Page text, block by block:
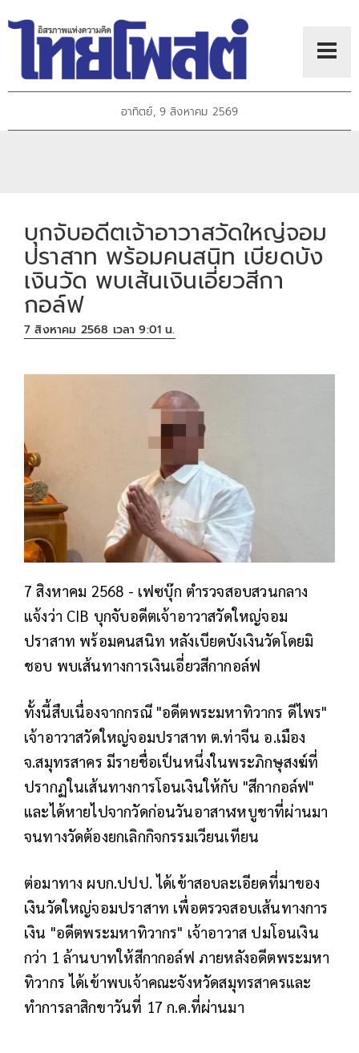
อาทิตย์, 9 สิงหาคม 2569
บุกจับอดีตเจ้าอาวาสวัดใหญ่จอม
ปราสาท พร้อมคนสนิท เบียดบัง
เงินวัด พบเส้นเงินเอี่ยวสีกา
กอล์ฟ
7 สิงหาคม 2568 เวลา 9:01 น.
7 สิงหาคม 2568 - เฟซบุ๊ก ตำรวจสอบสวนกลาง
แจ้งว่า CIB บุกจับอดีตเจ้าอาวาสวัดใหญ่จอม
ปราสาท พร้อมคนสนิท หลังเบียดบังเงินวัดโดยมิ
ชอบ พบเส้นทางการเงินเอี่ยวสีกากอล์ฟ
ทั้งนี้สืบเนื่องจากกรณี "อดีตพระมหาทิวากร ดีไพร"
เจ้าอาวาสวัดใหญ่จอมปราสาท ต.ท่าจีน อ.เมือง
จ.สมุทรสาคร มีรายชื่อเป็นหนึ่งในพระภิกษุสงฆ์ที่
ปรากฏในเส้นทางการโอนเงินให้กับ "สีกากอล์ฟ"
และได้หายไปจากวัดก่อนวันอาสาฬหบูชาที่ผ่านมา
จนทางวัดต้องยกเลิกกิจกรรมเวียนเทียน
ต่อมาทาง ผบก.ปปป. ได้เข้าสอบละเอียดที่มาของ
เงินวัดใหญ่จอมปราสาท เพื่อตรวจสอบเส้นทางการ
เงิน "อดีตพระมหาทิวากร" เจ้าอาวาส ปมโอนเงิน
กว่า 1 ล้านบาทให้สีกากอล์ฟ ภายหลังอดีตพระมหา
ทิวากร ได้เข้าพบเจ้าคณะจังหวัดสมุทรสาครและ
ทำการลาสิกขาวันที่ 17 ก.ค.ที่ผ่านมา